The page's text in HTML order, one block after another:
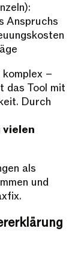
Anspruchs
–
das Tool mit
Durch
vielen
als
und